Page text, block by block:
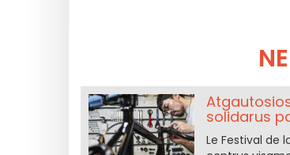
solidarus
Le Festival de